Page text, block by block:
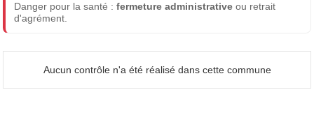
Danger pour la santé :fermeture administrative ou retrait
d'agrément.
Aucun contrôle n'a été réalisé dans cette commune